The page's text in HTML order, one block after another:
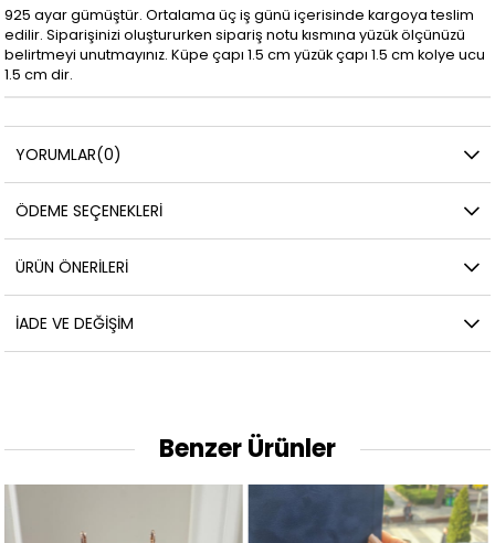
925 ayar gümüştür. Ortalama üç iş günü içerisinde kargoya teslim
edilir. Siparişinizi oluştururken sipariş notu kısmına yüzük ölçünüzü
belirtmeyi unutmayınız. Küpe çapı 1.5 cm yüzük çapı 1.5 cm kolye ucu
1.5 cm dir.
YORUMLAR(0)
ÖDEME SEÇENEKLERI
ÜRÜN ÖNERILERI
İADE VE DEĞIŞIM
Benzer Ürünler